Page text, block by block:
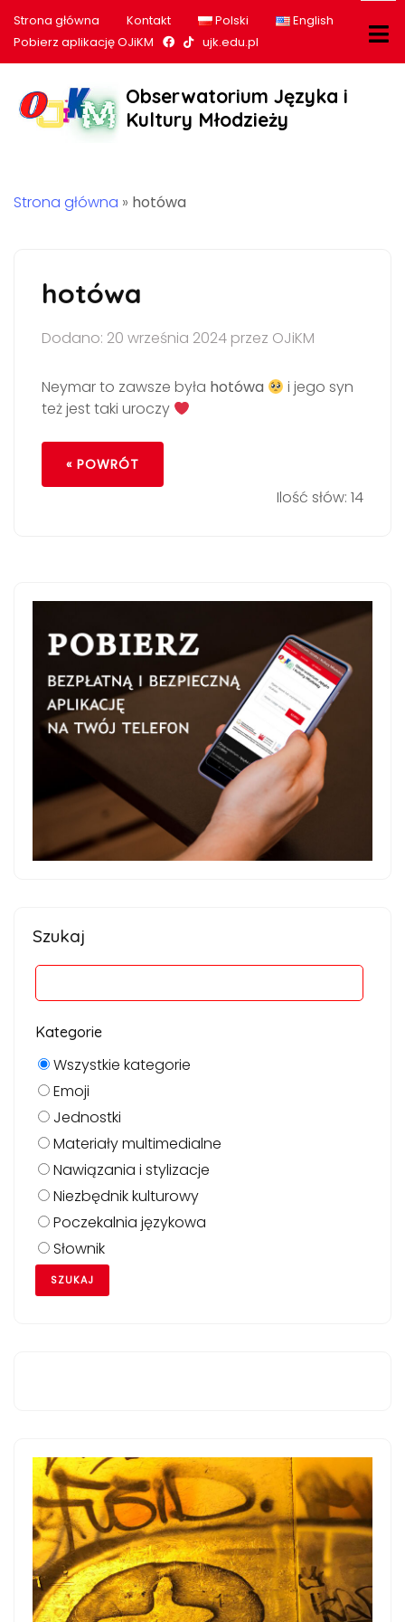
Strona główna Kontakt Polski
English
Pobierz aplikację OJiKM
Nasz profil na Facebook
Nasz profil na tiktok
ujk.edu.pl
Obserwatorium Języka i
Kultury Młodzieży
Strona główna » hotówa
hotówa
Dodano: 20 września 2024 przez OJiKM
Neymar to zawsze była hotówa
i jego syn
też jest taki uroczy
« POWRÓT
Ilość słów: 14
Szukaj
Kategorie
Wszystkie kategorie
Emoji
Jednostki
Materiały multimedialne
Nawiązania i stylizacje
Niezbędnik kulturowy
Poczekalnia językowa
Słownik